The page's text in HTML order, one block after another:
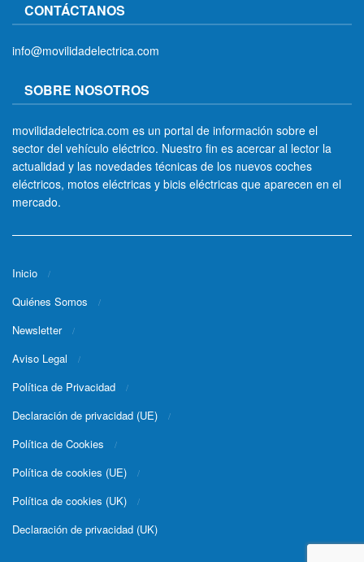
CONTÁCTANOS
info@movilidadelectrica.com
SOBRE NOSOTROS
movilidadelectrica.com es un portal de información sobre el
sector del vehículo eléctrico. Nuestro fin es acercar al lector la
actualidad y las novedades técnicas de los nuevos coches
eléctricos, motos eléctricas y bicis eléctricas que aparecen en el
mercado.
Inicio
Quiénes Somos
Newsletter
Aviso Legal
Política de Privacidad
Declaración de privacidad (UE)
Política de Cookies
Política de cookies (UE)
Política de cookies (UK)
Declaración de privacidad (UK)